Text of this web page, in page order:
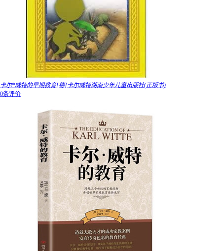
卡尔*威特的早期教育[德]卡尔威特湖南少年儿童出版社(正版书)
0条评价